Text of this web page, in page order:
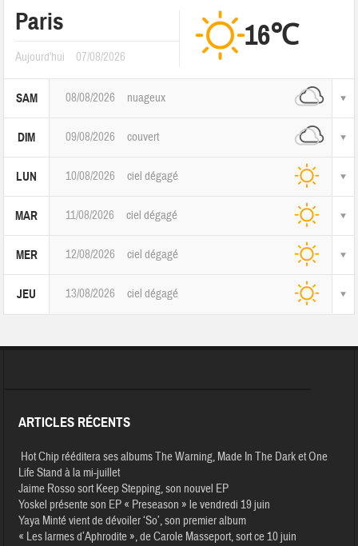
Paris
Aujourd'hui 07/08/2026
16℃
SAM 08/08/2026 nuageux
DIM 09/08/2026 couvert
LUN 10/08/2026 ciel dégagé
MAR 11/08/2026 ciel dégagé
MER 12/08/2026 ciel dégagé
JEU 13/08/2026 ciel dégagé
ARTICLES RÉCENTS
Hot Chip rééditera ses albums The Warning, Made In The Dark et One
Life Stand à la mi-juillet
Jaime Rosso sort Keep Stepping, son nouvel EP
Yoskel présente son EP « Preseason » le vendredi 19 juin
Yaya Minté vient de dévoiler ‘So’, son premier album
« Les larmes d’Aphrodite », de Carole Masseport, sort ce 10 juin